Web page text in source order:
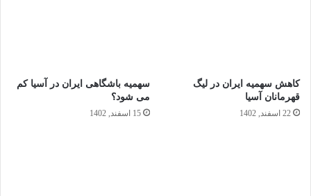
کاهش سهمیه‌ ایران در لیگ
قهرمانان آسیا
22 اسفند, 1402
سهمیه باشگاهی ایران در آسیا کم
می شود؟
15 اسفند, 1402